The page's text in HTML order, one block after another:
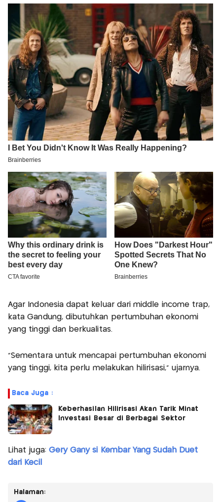
Agar Indonesia dapat keluar dari middle income trap,
kata Gandung, dibutuhkan pertumbuhan ekonomi
yang tinggi dan berkualitas.
"Sementara untuk mencapai pertumbuhan ekonomi
yang tinggi, kita perlu melakukan hilirisasi," ujarnya.
Baca Juga :
Keberhasilan Hilirisasi Akan Tarik Minat
Investasi Besar di Berbagai Sektor
Lihat juga: Gery Gany si Kembar Yang Sudah Duet
dari Kecil
Halaman: